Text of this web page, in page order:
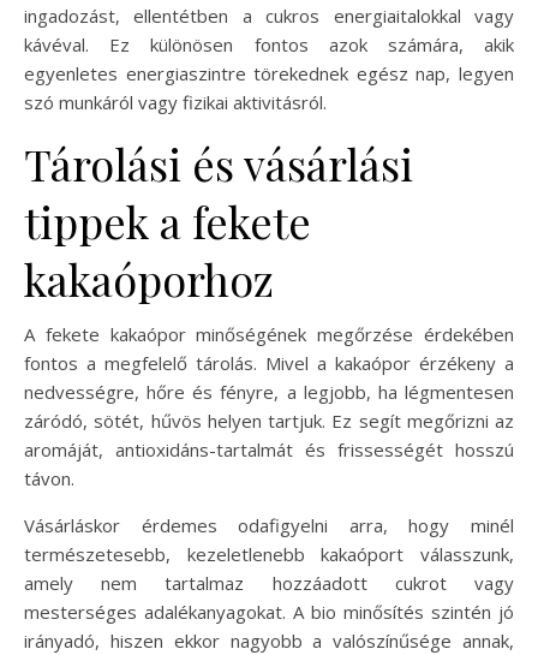
ingadozást, ellentétben a cukros energiaitalokkal vagy
kávéval. Ez különösen fontos azok számára, akik
egyenletes energiaszintre törekednek egész nap, legyen
szó munkáról vagy fizikai aktivitásról.
Tárolási és vásárlási
tippek a fekete
kakaóporhoz
A fekete kakaópor minőségének megőrzése érdekében
fontos a megfelelő tárolás. Mivel a kakaópor érzékeny a
nedvességre, hőre és fényre, a legjobb, ha légmentesen
záródó, sötét, hűvös helyen tartjuk. Ez segít megőrizni az
aromáját, antioxidáns-tartalmát és frissességét hosszú
távon.
Vásárláskor érdemes odafigyelni arra, hogy minél
természetesebb, kezeletlenebb kakaóport válasszunk,
amely nem tartalmaz hozzáadott cukrot vagy
mesterséges adalékanyagokat. A bio minősítés szintén jó
irányadó, hiszen ekkor nagyobb a valószínűsége annak,